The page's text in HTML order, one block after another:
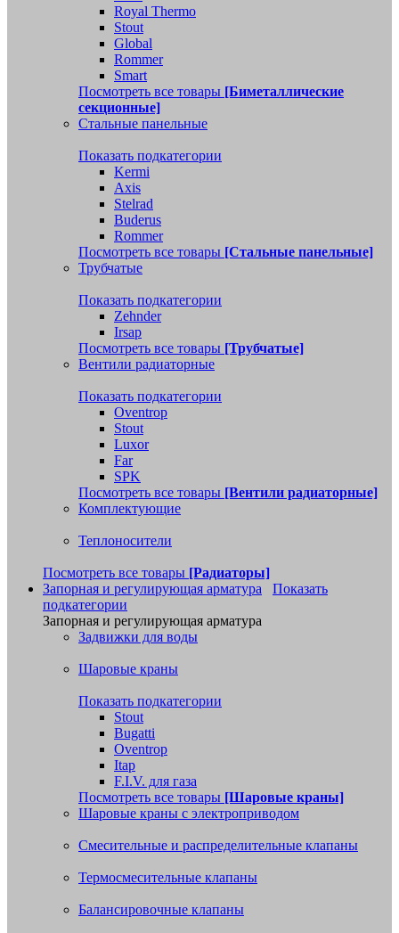
Royal Thermo
Stout
Global
Rommer
Smart
Посмотреть все товары [Биметаллические
секционные]
Стальные панельные
Показать подкатегории
Kermi
Axis
Stelrad
Buderus
Rommer
Посмотреть все товары [Стальные панельные]
Трубчатые
Показать подкатегории
Zehnder
Irsap
Посмотреть все товары [Трубчатые]
Вентили радиаторные
Показать подкатегории
Oventrop
Stout
Luxor
Far
SPK
Посмотреть все товары [Вентили радиаторные]
Комплектующие
Теплоносители
Посмотреть все товары [Радиаторы]
Запорная и регулирующая арматура
Показать
подкатегории
Запорная и регулирующая арматура
Задвижки для воды
Шаровые краны
Показать подкатегории
Stout
Bugatti
Oventrop
Itap
F.I.V. для газа
Посмотреть все товары [Шаровые краны]
Шаровые краны с электроприводом
Смесительные и распределительные клапаны
Термосмесительные клапаны
Балансировочные клапаны